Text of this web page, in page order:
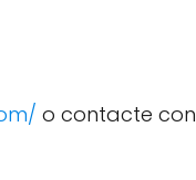
o contacte con